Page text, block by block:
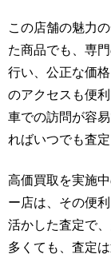
この店舗の魅力
た商品でも、専
行い、公正な価
のアクセスも便
車での訪問が容
ればいつでも査
高価買取を実施
ー店は、その便
活かした査定で
多くても、査定